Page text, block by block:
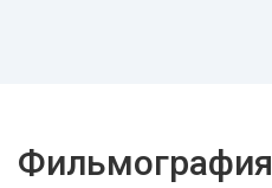
Фильмография